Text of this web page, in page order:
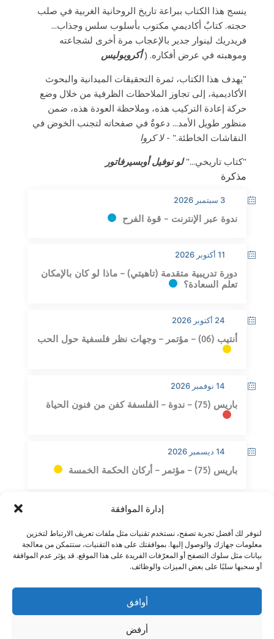
إدارة الموافقة
لنوفر لك أفضل تجربة تصفح، نستخدم تقنيات مثل ملفات تعريف الارتباط لتخزين
معلومات جهازك والوصول إليها. بموافقتك على هذه التقنيات، ستتمكن من معالجة
بيانات مثل سلوك التصفح أو المعرّفات الفريدة على هذا الموقع. قد يؤثر عدم الموافقة
أو سحبها سلبًا على بعض الميزات والوظائف.
أوافق
أرفض
ينسج هذا الكتاب ببراعة تاريخ الروحانية الغربية في صلب
حجته. كتابٌ أكاديمي مكتوب بأسلوب سلس وجذاب...
فريدريك لينوار جدير بالإعجاب مرة أخرى لشجاعته
وموهبته في عرض أفكاره. (أكروبوليس
"يهدف هذا الكتاب، ثمرة التحقيقات الميدانية والبحوث
الأكاديمية، إلى تجاوز الملاحظات الظرفية من خلال وضع
حركة إعادة التركيب هذه، وملاحظة العودة هذه، ضمن
منظور طويل الأمد... دعوةٌ في صفحاته لتجنب الخوض في
النقاشات الخاطئة." - لا كروا
"كتاب تاريخي..."لو نوفيل أوبسيرفاتور
مذكرة
3 سبتمبر 2026
ندوة عبر الإنترنت - قوة الفرح
11 أكتوبر 2026
دورة تدريبية متقدمة (تاهيتي) – ماذا لو كان بالإمكان
تعلم السعادة؟
24 أكتوبر 2026
أنتيب (06) – مؤتمر – وجهات نظر فلسفية حول الحب
14 نوفمبر 2026
باريس (75) – ندوة – الفلسفة كفن من فنون الحياة
14 ديسمبر 2026
باريس (75) – مؤتمر – أركان الحكمة الخمسة
اتصل بنا –إشعار قانوني–صفحة القراء